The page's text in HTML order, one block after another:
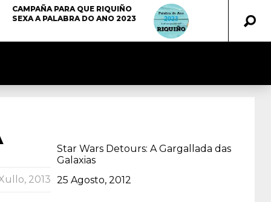
CAMPAÑA PARA QUE RIQUIÑO
SEXA A PALABRA DO ANO 2023
2013
Star Wars Detours: A Gargallada das
Galaxias
Data
25 Agosto, 2012